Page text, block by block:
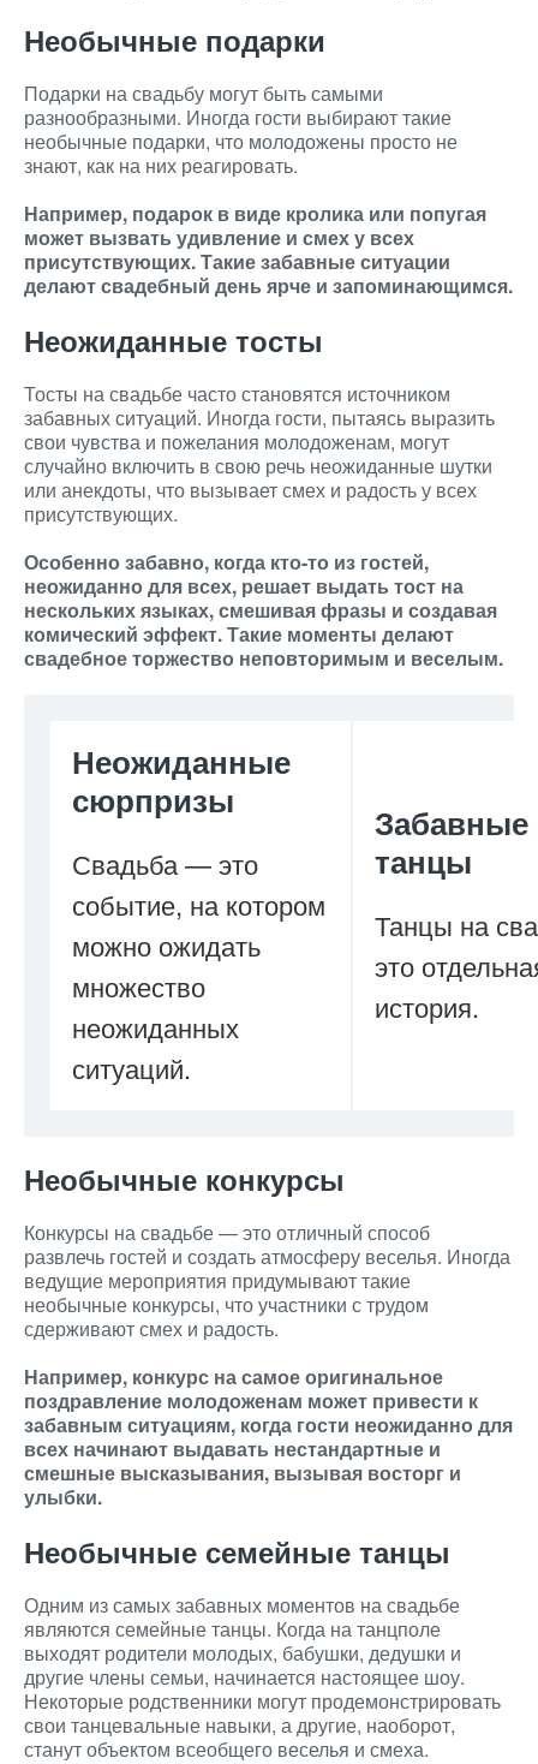
Необычные подарки
Подарки на свадьбу могут быть самыми
разнообразными. Иногда гости выбирают такие
необычные подарки, что молодожены просто не
знают, как на них реагировать.
Например, подарок в виде кролика или попугая
может вызвать удивление и смех у всех
присутствующих. Такие забавные ситуации
делают свадебный день ярче и запоминающимся.
Неожиданные тосты
Тосты на свадьбе часто становятся источником
забавных ситуаций. Иногда гости, пытаясь выразить
свои чувства и пожелания молодоженам, могут
случайно включить в свою речь неожиданные шутки
или анекдоты, что вызывает смех и радость у всех
присутствующих.
Особенно забавно, когда кто-то из гостей,
неожиданно для всех, решает выдать тост на
нескольких языках, смешивая фразы и создавая
комический эффект. Такие моменты делают
свадебное торжество неповторимым и веселым.
Неожиданные
сюрпризы
Свадьба — это
событие, на котором
можно ожидать
множество
неожиданных
ситуаций.
Забавные
танцы
Танцы на
это
история.
Необычные конкурсы
Конкурсы на свадьбе — это отличный способ
развлечь гостей и создать атмосферу веселья. Иногда
ведущие мероприятия придумывают такие
необычные конкурсы, что участники с трудом
сдерживают смех и радость.
Например, конкурс на самое оригинальное
поздравление молодоженам может привести к
забавным ситуациям, когда гости неожиданно для
всех начинают выдавать нестандартные и
смешные высказывания, вызывая восторг и
улыбки.
Необычные семейные танцы
Одним из самых забавных моментов на свадьбе
являются семейные танцы. Когда на танцполе
выходят родители молодых, бабушки, дедушки и
другие члены семьи, начинается настоящее шоу.
Некоторые родственники могут продемонстрировать
свои танцевальные навыки, а другие, наоборот,
станут объектом всеобщего веселья и смеха.